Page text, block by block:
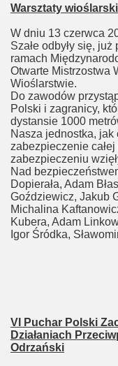
Warsztaty
W dniu 13 czerwca
Szałe odbyły się,
ramach
Otwarte Mistrzostwa
Wioślarstwie.
Do zawodów
Polski i zagranicy,
dystansie 1000
Nasza jednostka, jak
zabezpieczenie
zabezpieczeniu
Nad
Dopierała, Adam
Goździewicz, Jakub
Michalina
Kubera, Adam
Igor Śródka,
VI Puchar Polski
Działaniach
Odrzański